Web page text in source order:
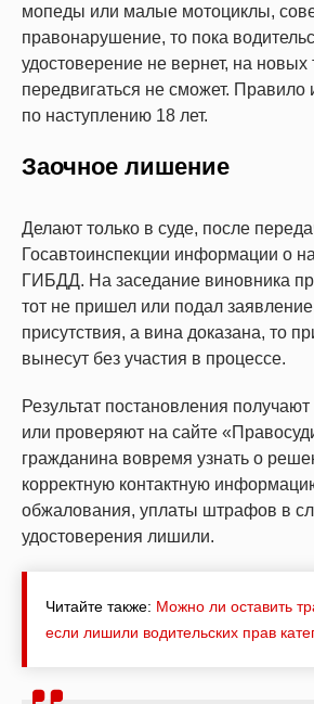
мопеды или малые мотоциклы,
правонарушение, то пока
удостоверение не вернет, на новых
передвигаться не сможет. Правило
по наступлению 18 лет.
Заочное лишение
Делают только в суде, после
Госавтоинспекции информации о
ГИБДД. На заседание виновника
тот не пришел или подал
присутствия, а вина доказана, то
вынесут без участия в процессе.
Результат постановления
или проверяют на сайте
гражданина вовремя узнать о
корректную контактную
обжалования, уплаты штрафов в
удостоверения лишили.
Читайте также: Можно ли оставить
если лишили водительских прав